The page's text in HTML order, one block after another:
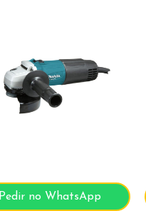
Pedir no WhatsApp